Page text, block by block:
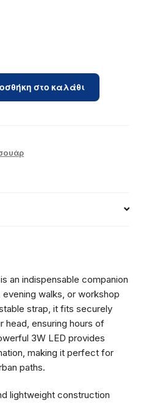
στο καλάθι
an indispensable companion
walks, or workshop
strap, it fits securely
head, ensuring hours of
3W LED provides
making it perfect for
paths.
lightweight construction